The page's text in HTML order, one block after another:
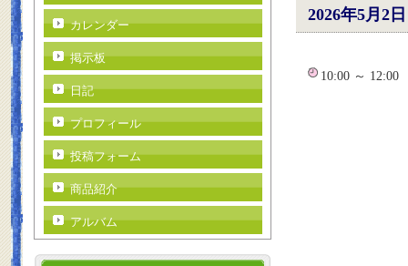
2026年5月2日
10:00 ～
カレンダー
掲示板
日記
プロフィール
投稿フォーム
商品紹介
アルバム